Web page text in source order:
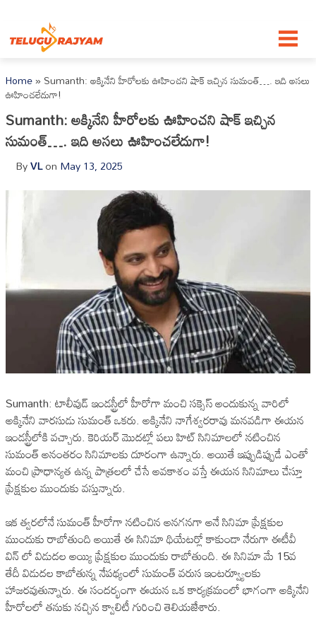
Home»Sumanth: అక్కినేని హీరోలకు ఊహించని షాక్ ఇచ్చిన సుమంత్…. ఇది అసలు
ఊహించలేదుగా!
Sumanth: అక్కినేని హీరోలకు ఊహించని షాక్ ఇచ్చిన
సుమంత్…. ఇది అసలు ఊహించలేదుగా!
ByVLon May 13, 2025
Sumanth: టాలీవుడ్ ఇండస్ట్రీలో హీరోగా మంచి సక్సెస్ అందుకున్న వారిలో
అక్కినేని వారసుడు సుమంత్ ఒకరు. అక్కినేని నాగేశ్వరరావు మనవడిగా ఈయన
ఇండస్ట్రీలోకి వచ్చారు. కెరియర్ మొదట్లో పలు హిట్ సినిమాలలో నటించిన
సుమంత్ అనంతరం సినిమాలకు దూరంగా ఉన్నారు. అయితే ఇప్పుడిప్పుడే ఎంతో
మంచి ప్రాధాన్యత ఉన్న పాత్రలలో చేసే అవకాశం వస్తే ఈయన సినిమాలు చేస్తూ
ప్రేక్షకుల ముందుకు వస్తున్నారు.
ఇక త్వరలోనే సుమంత్ హీరోగా నటించిన అనగనగా అనే సినిమా ప్రేక్షకుల
ముందుకు రాబోతుంది అయితే ఈ సినిమా థియేటర్లో కాకుండా నేరుగా ఈటీవీ
విన్ లో విడుదల అయ్యి ప్రేక్షకుల ముందుకు రాబోతుంది. ఈ సినిమా మే 15వ
తేదీ విడుదల కాబోతున్న నేపథ్యంలో సుమంత్ వరుస ఇంటర్వ్యూలకు
హాజరవుతున్నారు. ఈ సందర్భంగా ఈయన ఒక కార్యక్రమంలో భాగంగా అక్కినేని
హీరోలలో తనుకు నచ్చిన క్వాలిటీ గురించి తెలియజేశారు.